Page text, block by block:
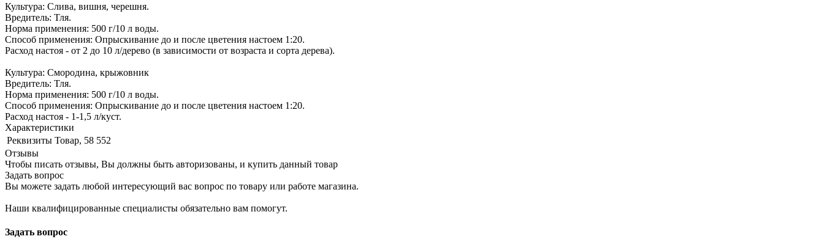
Культура: Слива, вишня, черешня.
Вредитель: Тля.
Норма применения: 500 г/10 л воды.
Способ применения: Опрыскивание до и после цветения настоем 1:20.
Расход настоя - от 2 до 10 л/дерево (в зависимости от возраста и сорта дерева).
Культура: Смородина, крыжовник
Вредитель: Тля.
Норма применения: 500 г/10 л воды.
Способ применения: Опрыскивание до и после цветения настоем 1:20.
Расход настоя - 1-1,5 л/куст.
Характеристики
Реквизиты Товар, 58 552
Отзывы
Чтобы писать отзывы, Вы должны быть авторизованы, и купить данный товар
Задать вопрос
Вы можете задать любой интересующий вас вопрос по товару или работе магазина.
Наши квалифицированные специалисты обязательно вам помогут.
Задать вопрос